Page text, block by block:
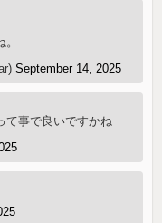
September 14, 2025
て事で良いですかね